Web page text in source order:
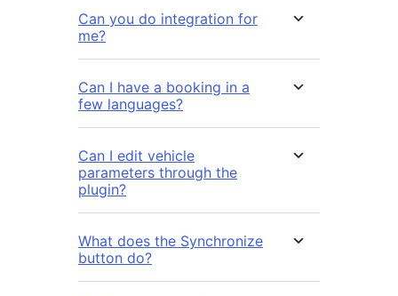
Can you do integration for
me?
Can I have a booking in a
few languages?
Can I edit vehicle
parameters through the
plugin?
What does the Synchronize
button do?